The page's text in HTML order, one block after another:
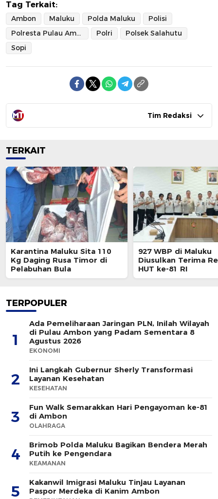
Tag Terkait:
Ambon Maluku Polda Maluku
Polisi
Polresta Pulau Ambon dan Pulau-pulau Lease
Polri
Polsek Salahutu
Sopi
Tim Redaksi
TERKAIT
Karantina Maluku Sita 110
Kg Daging Rusa Timor di
Pelabuhan Bula
927 WBP di Maluku
Diusulkan Terima
HUT ke-81 RI
TERPOPULER
1
Ada Pemeliharaan Jaringan PLN, Inilah Wilayah
di Pulau Ambon yang Padam Sementara 8
Agustus 2026
EKONOMI
2
Ini Langkah Gubernur Sherly Transformasi
Layanan Kesehatan
KESEHATAN
3
Fun Walk Semarakkan Hari Pengayoman ke-81
di Ambon
OLAHRAGA
4
Brimob Polda Maluku Bagikan Bendera Merah
Putih ke Pengendara
KEAMANAN
5
Kakanwil Imigrasi Maluku Tinjau Layanan
Paspor Merdeka di Kanim Ambon